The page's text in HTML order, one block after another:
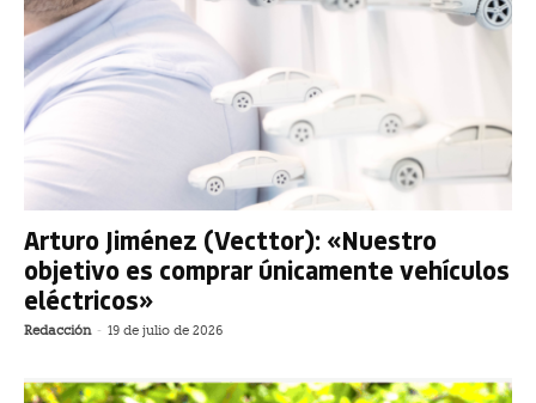
Arturo Jiménez (Vecttor): «Nuestro
objetivo es comprar únicamente vehículos
eléctricos»
Redacción - 19 de julio de 2026